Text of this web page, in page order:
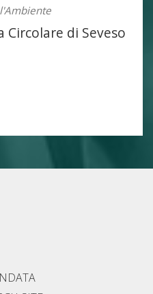
Circolare di Seveso